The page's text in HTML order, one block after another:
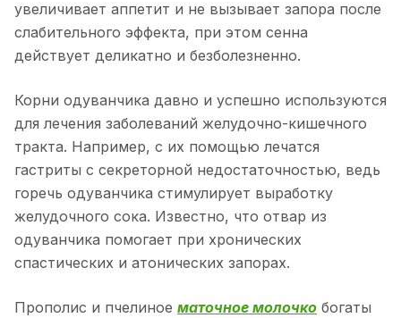
увеличивает аппетит и не вызывает запора после
слабительного эффекта, при этом сенна
действует деликатно и безболезненно.
Корни одуванчика давно и успешно используются
для лечения заболеваний желудочно-кишечного
тракта. Например, с их помощью лечатся
гастриты с секреторной недостаточностью, ведь
горечь одуванчика стимулирует выработку
желудочного сока. Известно, что отвар из
одуванчика помогает при хронических
спастических и атонических запорах.
Прополис и пчелиное маточное молочко богаты